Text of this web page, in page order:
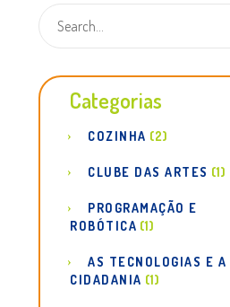
Categorias
COZINHA (2)
CLUBE DAS ARTES (1)
PROGRAMAÇÃO E
ROBÓTICA (1)
AS TECNOLOGIAS E A
CIDADANIA (1)